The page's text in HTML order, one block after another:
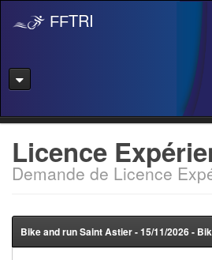
FFTRI
Se licencier
Pass Rentrée Bougez/Club
Licence
Demande de Licence
Bike and run Saint Astier - 15/11/2026 -